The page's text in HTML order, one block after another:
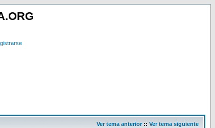
Ver tema anterior:: Ver tema siguiente